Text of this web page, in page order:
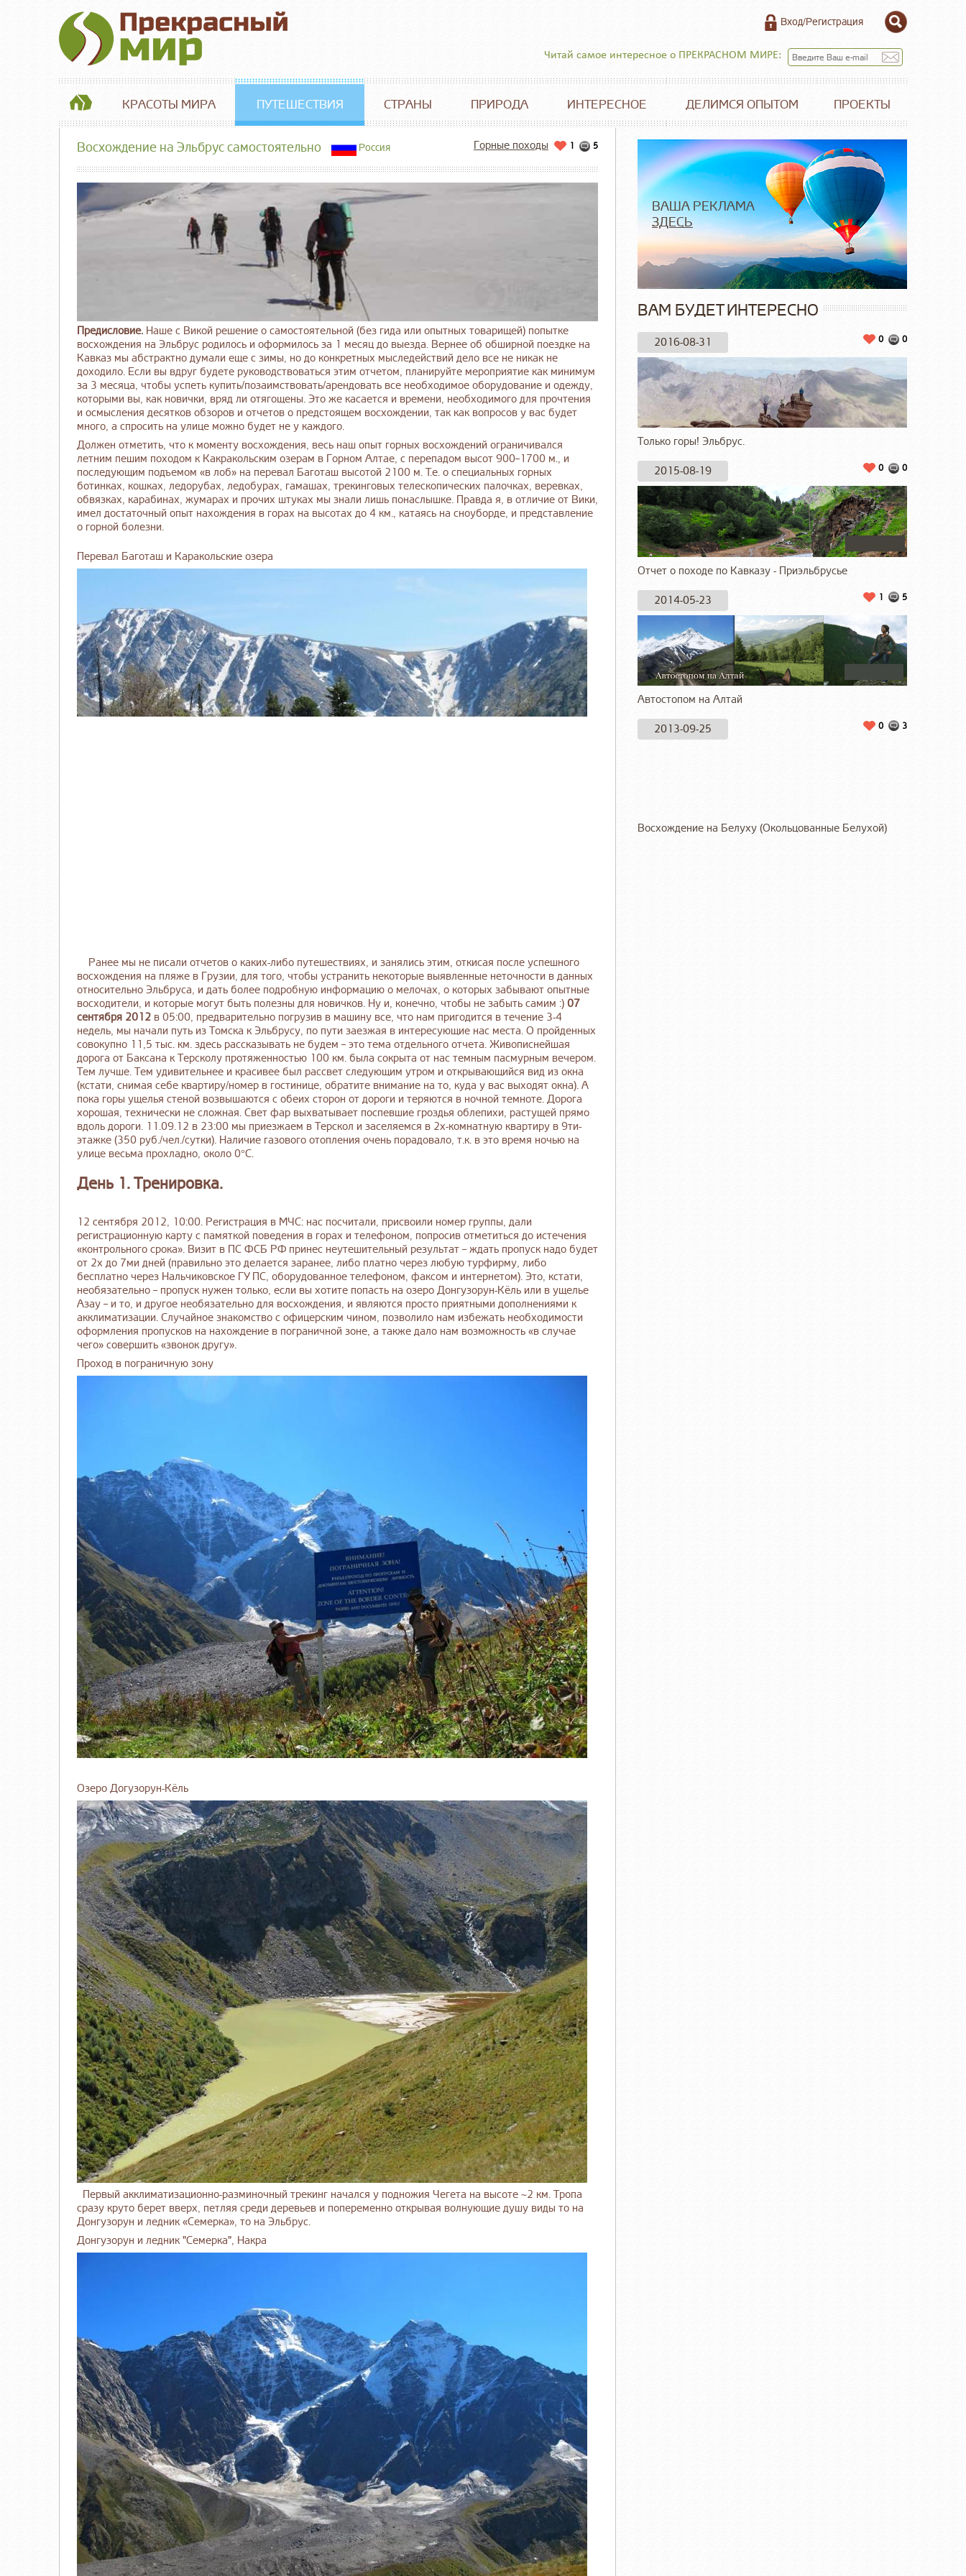
Вход/Регистрация
Читай самое интересное о ПРЕКРАСНОМ МИРЕ:
КРАСОТЫ МИРА ПУТЕШЕСТВИЯ СТРАНЫ ПРИРОДА ИНТЕРЕСНОЕ ДЕЛИМСЯ ОПЫТОМ ПРОЕКТЫ
5
1
Горные походы
Восхождение на Эльбрус самостоятельно Россия
Предисловие. Наше с Викой решение о самостоятельной (без гида или опытных товарищей) попытке
восхождения на Эльбрус родилось и оформилось за 1 месяц до выезда. Вернее об обширной поездке на
Кавказ мы абстрактно думали еще с зимы, но до конкретных мыследействий дело все не никак не
доходило. Если вы вдруг будете руководствоваться этим отчетом, планируйте мероприятие как минимум
за 3 месяца, чтобы успеть купить/позаимствовать/арендовать все необходимое оборудование и одежду,
которыми вы, как новички, вряд ли отягощены. Это же касается и времени, необходимого для прочтения
и осмысления десятков обзоров и отчетов о предстоящем восхождении, так как вопросов у вас будет
много, а спросить на улице можно будет не у каждого.
Должен отметить, что к моменту восхождения, весь наш опыт горных восхождений ограничивался
летним пешим походом к Какракольским озерам в Горном Алтае, с перепадом высот 900–1700 м., и
последующим подъемом «в лоб» на перевал Баготаш высотой 2100 м. Т.е. о специальных горных
ботинках, кошках, ледорубах, ледобурах, гамашах, трекинговых телескопических палочках, веревках,
обвязках, карабинах, жумарах и прочих штуках мы знали лишь понаслышке. Правда я, в отличие от Вики,
имел достаточный опыт нахождения в горах на высотах до 4 км., катаясь на сноуборде, и представление
о горной болезни.
Перевал Баготаш и Каракольские озера
Ранее мы не писали отчетов о каких-либо путешествиях, и занялись этим, откисая после успешного
восхождения на пляже в Грузии, для того, чтобы устранить некоторые выявленные неточности в данных
относительно Эльбруса, и дать более подробную информацию о мелочах, о которых забывают опытные
восходители, и которые могут быть полезны для новичков. Ну и, конечно, чтобы не забыть самим :) 07
сентября 2012 в 05:00, предварительно погрузив в машину все, что нам пригодится в течение 3-4
недель, мы начали путь из Томска к Эльбрусу, по пути заезжая в интересующие нас места. О пройденных
совокупно 11,5 тыс. км. здесь рассказывать не будем – это тема отдельного отчета. Живописнейшая
дорога от Баксана к Терсколу протяженностью 100 км. была сокрыта от нас темным пасмурным вечером.
Тем лучше. Тем удивительнее и красивее был рассвет следующим утром и открывающийся вид из окна
(кстати, снимая себе квартиру/номер в гостинице, обратите внимание на то, куда у вас выходят окна). А
пока горы ущелья стеной возвышаются с обеих сторон от дороги и теряются в ночной темноте. Дорога
хорошая, технически не сложная. Свет фар выхватывает поспевшие гроздья облепихи, растущей прямо
вдоль дороги. 11.09.12 в 23:00 мы приезжаем в Терскол и заселяемся в 2х-комнатную квартиру в 9ти-
этажке (350 руб./чел./сутки). Наличие газового отопления очень порадовало, т.к. в это время ночью на
улице весьма прохладно, около 0°C.
День 1. Тренировка.
12 сентября 2012, 10:00. Регистрация в МЧС: нас посчитали, присвоили номер группы, дали
регистрационную карту с памяткой поведения в горах и телефоном, попросив отметиться до истечения
«контрольного срока». Визит в ПС ФСБ РФ принес неутешительный результат – ждать пропуск надо будет
от 2х до 7ми дней (правильно это делается заранее, либо платно через любую турфирму, либо
бесплатно через Нальчиковское ГУ ПС, оборудованное телефоном, факсом и интернетом). Это, кстати,
необязательно – пропуск нужен только, если вы хотите попасть на озеро Донгузорун-Кёль или в ущелье
Азау – и то, и другое необязательно для восхождения, и являются просто приятными дополнениями к
акклиматизации. Случайное знакомство с офицерским чином, позволило нам избежать необходимости
оформления пропусков на нахождение в пограничной зоне, а также дало нам возможность «в случае
чего» совершить «звонок другу».
Проход в пограничную зону
Озеро Догузорун-Кёль
Первый акклиматизационно-разминочный трекинг начался у подножия Чегета на высоте ~2 км. Тропа
сразу круто берет вверх, петляя среди деревьев и попеременно открывая волнующие душу виды то на
Донгузорун и ледник «Семерка», то на Эльбрус.
Донгузорун и ледник "Семерка", Накра
ВАША РЕКЛАМА
ЗДЕСЬ
ВАМ БУДЕТ ИНТЕРЕСНО
2016-08-31 0
0
Только горы! Эльбрус.
2015-08-19 0
0
Отчет о походе по Кавказу - Приэльбрусье
2014-05-23 5
1
Автостопом на Алтай
2013-09-25 3
0
Восхождение на Белуху (Окольцованные Белухой)